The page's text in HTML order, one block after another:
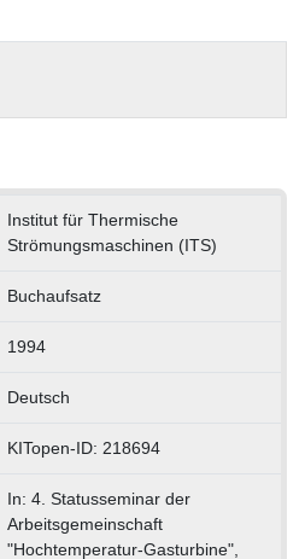
Institut für Thermische
Strömungsmaschinen (ITS)
Buchaufsatz
1994
Deutsch
KITopen-ID: 218694
In: 4. Statusseminar der
Arbeitsgemeinschaft
"Hochtemperatur-Gasturbine",